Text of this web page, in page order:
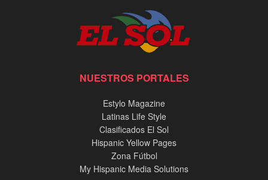
NUESTROS PORTALES
Estylo Magazine
Latinas Life Style
Clasificados El Sol
Hispanic Yellow Pages
Zona Fútbol
My Hispanic Media Solutions